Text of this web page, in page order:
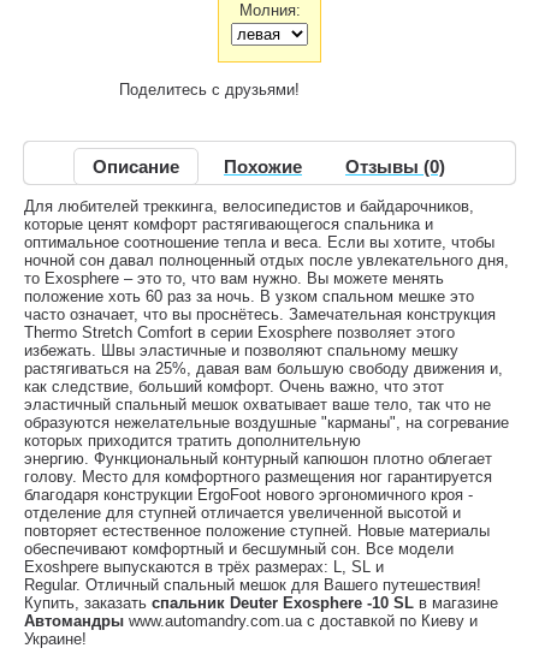
Молния:
Поделитесь с друзьями!
Описание Похожие Отзывы (0)
Для любителей треккинга, велосипедистов и байдарочников,
которые ценят комфорт растягивающегося спальника и
оптимальное соотношение тепла и веса. Если вы хотите, чтобы
ночной сон давал полноценный отдых после увлекательного дня,
то Exosphere – это то, что вам нужно. Вы можете менять
положение хоть 60 раз за ночь. В узком спальном мешке это
часто означает, что вы проснётесь. Замечательная конструкция
Thermo Stretch Comfort в серии Exosphere позволяет этого
избежать. Швы эластичные и позволяют спальному мешку
растягиваться на 25%, давая вам большую свободу движения и,
как следствие, больший комфорт. Очень важно, что этот
эластичный спальный мешок охватывает ваше тело, так что не
образуются нежелательные воздушные "карманы", на согревание
которых приходится тратить дополнительную
энергию. Функциональный контурный капюшон плотно облегает
голову. Место для комфортного размещения ног гарантируется
благодаря конструкции ErgoFoot нового эргономичного кроя -
отделение для ступней отличается увеличенной высотой и
повторяет естественное положение ступней. Новые материалы
обеспечивают комфортный и бесшумный сон. Все модели
Exoshpere выпускаются в трёх размерах: L, SL и
Regular. Отличный спальный мешок для Вашего путешествия!
Купить, заказать спальник Deuter Exosphere -10 SL в магазине
Автомандры www.automandry.com.ua с доставкой по Киеву и
Украине!